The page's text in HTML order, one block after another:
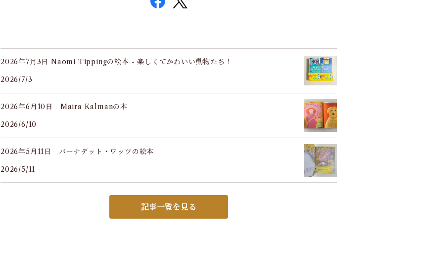
2026年7月3日 Naomi Tippingの絵本 - 楽しくてかわいい動物たち！
2026/7/3
2026年6月10日 Maira Kalmanの本
2026/6/10
2026年5月11日 バーナデット・ワッツの絵本
2026/5/11
記事一覧を見る